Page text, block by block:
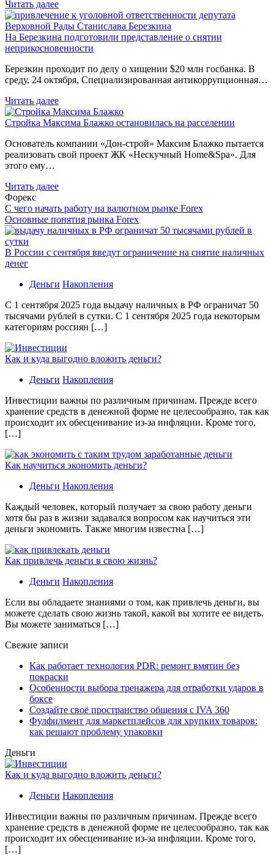
Читать далее
На Березкина подготовили представление о снятии
неприкосновенности
Березкин проходит по делу о хищении $20 млн госбанка. В
среду, 24 октября, Специализированная антикоррупционная…
Читать далее
Стройка Максима Блажко остановилась на расселении
Основатель компании «Дон-строй» Максим Блажко пытается
реализовать свой проект ЖК «Нескучный Home&Spa». Для
этого ему…
Читать далее
Форекс
С чего начать работу на валютном рынке Forex
Основные понятия рынка Forex
В России с сентября введут ограничение на снятие наличных
денег
Деньги Накопления
С 1 сентября 2025 года выдачу наличных в РФ ограничат 50
тысячами рублей в сутки. С 1 сентября 2025 года некоторым
категориям россиян […]
Как и куда выгодно вложить деньги?
Деньги Накопления
Инвестиции важны по различным причинам. Прежде всего
хранение средств в денежной форме не целесообразно, так как
происходит их обесценивание из-за инфляции. Кроме того,
[…]
Как научиться экономить деньги?
Деньги Накопления
Каждый человек, который получает за свою работу деньги
хотя бы раз в жизни задавался вопросом как научиться эти
деньги экономить. Также многим известна […]
Как привлечь деньги в свою жизнь?
Деньги Накопления
Если вы обладаете знаниями о том, как привлечь деньги, вы
можете сделать свою жизнь такой, какой вы хотите ее видеть.
Вы можете заниматься […]
Свежие записи
Как работает технология PDR: ремонт вмятин без
покраски
Особенности выбора тренажера для отработки ударов в
боксе
Создайте своё пространство общения с IVA 360
Фулфилмент для маркетплейсов для хрупких товаров:
как решают проблему упаковки
Деньги
Как и куда выгодно вложить деньги?
Деньги Накопления
Инвестиции важны по различным причинам. Прежде всего
хранение средств в денежной форме не целесообразно, так как
происходит их обесценивание из-за инфляции. Кроме того,
[…]